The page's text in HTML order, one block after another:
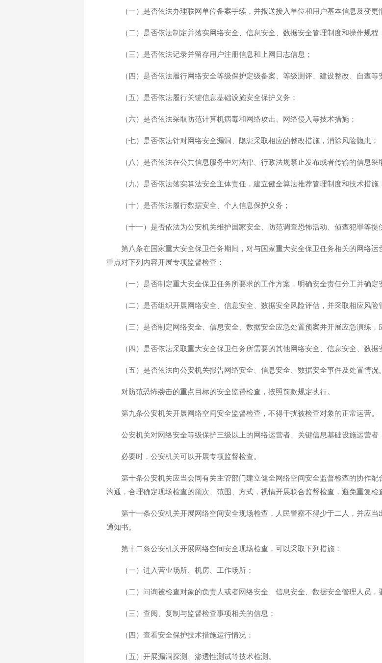
（一）是否依法办理联网单位备案手续，并报送接入单位和用户基本信息及变更
（二）是否依法制定并落实网络安全、信息安全、数据安全管理制度和操作规程
（三）是否依法记录并留存用户注册信息和上网日志信息；
（四）是否依法履行网络安全等级保护定级备案、等级测评、建设整改、自查等
（五）是否依法履行关键信息基础设施安全保护义务；
（六）是否依法采取防范计算机病毒和网络攻击、网络侵入等技术措施；
（七）是否依法针对网络安全漏洞、隐患采取相应的整改措施，消除风险隐患；
（八）是否依法在公共信息服务中对法律、行政法规禁止发布或者传输的信息采
（九）是否依法落实算法安全主体责任，建立健全算法推荐管理制度和技术措施
（十）是否依法履行数据安全、个人信息保护义务；
（十一）是否依法为公安机关维护国家安全、防范调查恐怖活动、侦查犯罪等提
第八条在国家重大安全保卫任务期间，对与国家重大安全保卫任务相关的网络
重点对下列内容开展专项监督检查：
（一）是否制定重大安全保卫任务所要求的工作方案，明确安全责任分工并确定
（二）是否组织开展网络安全、信息安全、数据安全风险评估，并采取相应风险
（三）是否制定网络安全、信息安全、数据安全应急处置预案并开展应急演练
（四）是否依法采取重大安全保卫任务所需要的其他网络安全、信息安全、数据
（五）是否依法向公安机关报告网络安全、信息安全、数据安全事件及处置情况。
对防范恐怖袭击的重点目标的安全监督检查，按照前款规定执行。
第九条公安机关开展网络空间安全监督检查，不得干扰被检查对象的正常运营。
公安机关对网络安全等级保护三级以上的网络运营者、关键信息基础设施运营者
必要时，公安机关可以开展专项监督检查。
第十条公安机关应当会同有关主管部门建立健全网络空间安全监督检查的协作
沟通，合理确定现场检查的频次、范围、方式，视情开展联合监督检查，避免重复检
第十一条公安机关开展网络空间安全现场检查，人民警察不得少于二人，并应
通知书。
第十二条公安机关开展网络空间安全现场检查，可以采取下列措施：
（一）进入营业场所、机房、工作场所；
（二）问询被检查对象的负责人或者网络安全、信息安全、数据安全管理人员，
（三）查阅、复制与监督检查事项相关的信息；
（四）查看安全保护技术措施运行情况；
（五）开展漏洞探测、渗透性测试等技术检测。